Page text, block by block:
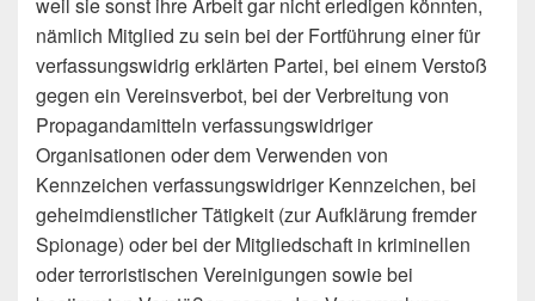
weil sie sonst ihre Arbeit gar nicht erledigen könnten,
nämlich Mitglied zu sein bei der Fortführung einer für
verfassungswidrig erklärten Partei, bei einem Verstoß
gegen ein Vereinsverbot, bei der Verbreitung von
Propagandamitteln verfassungswidriger
Organisationen oder dem Verwenden von
Kennzeichen verfassungswidriger Kennzeichen, bei
geheimdienstlicher Tätigkeit (zur Aufklärung fremder
Spionage) oder bei der Mitgliedschaft in kriminellen
oder terroristischen Vereinigungen sowie bei